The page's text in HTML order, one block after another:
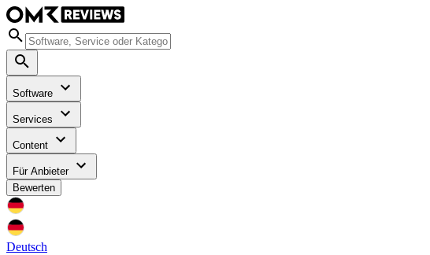
Software
Services
Content
Für Anbieter
Bewerten
Deutsch